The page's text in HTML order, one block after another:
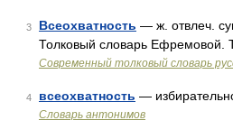
3 Всеохватность — ж. отвлеч.
Толковый словарь Ефремовой.
Современный толковый словарь
4 всеохватность —
Словарь антонимов